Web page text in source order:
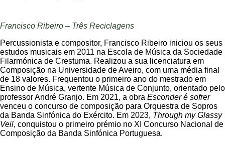
Francisco Ribeiro – Três Reciclagens
Percussionista e compositor, Francisco Ribeiro iniciou os seus
estudos musicais em 2011 na Escola de Música da Sociedade
Filarmónica de Crestuma. Realizou a sua licenciatura em
Composição na Universidade de Aveiro, com uma média final
de 18 valores. Frequentou o primeiro ano do mestrado em
Ensino de Música, vertente Música de Conjunto, orientado pelo
professor André Granjo. Em 2021, a obra Esconder é sofrer
venceu o concurso de composição para Orquestra de Sopros
da Banda Sinfónica do Exército. Em 2023, Through my Glassy
Veil, conquistou o primeiro prémio no XI Concurso Nacional de
Composição da Banda Sinfónica Portuguesa.